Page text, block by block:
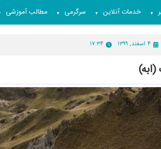
▼ خدمات آنلاین ▼ سرگرمی ▼ مطالب آموزشی
۴ اسفند, ۱۳۹۹ ۱۷:۳۴